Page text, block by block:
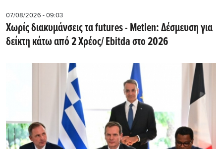
07/08/2026 - 09:03
Χωρίς διακυμάνσεις τα futures - Metlen: Δέσμευση για
δείκτη κάτω από 2 Χρέος/ Εbitda στο 2026